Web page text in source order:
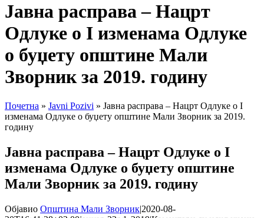
Јавна расправа – Нацрт
Одлуке о I изменама Одлуке
о буџету општине Мали
Зворник за 2019. годину
Почетна » Javni Pozivi » Јавна расправа – Нацрт Одлуке о I
изменама Одлуке о буџету општине Мали Зворник за 2019.
годину
Јавна расправа – Нацрт Одлуке о I
изменама Одлуке о буџету општине
Мали Зворник за 2019. годину
Објавио Општина Мали Зворник|2020-08-